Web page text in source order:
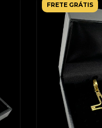
FRETE GRÁTIS